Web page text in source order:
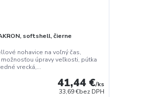
softshell, čierne
nohavice na voľný čas,
úpravy veľkosti, pútka
vrecká,...
41,44 €/ks
33,69 €bez DPH